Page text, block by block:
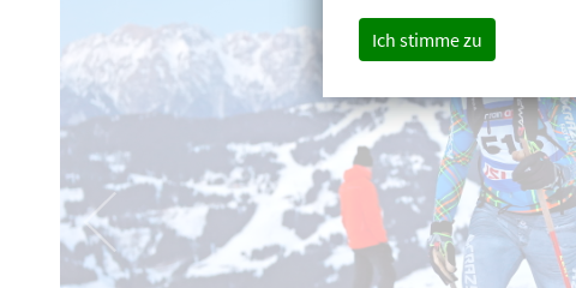
Ich stimme zu